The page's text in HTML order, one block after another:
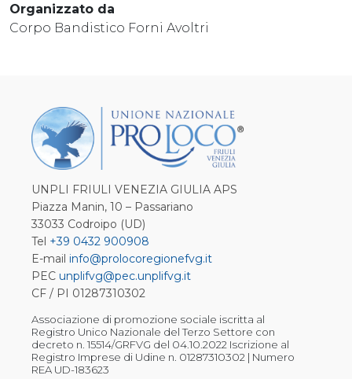
Organizzato da
Corpo Bandistico Forni Avoltri
UNPLI FRIULI VENEZIA GIULIA APS
Piazza Manin, 10 – Passariano
33033 Codroipo (UD)
Tel +39 0432 900908
E-mail info@prolocoregionefvg.it
PEC unplifvg@pec.unplifvg.it
CF / PI 01287310302
Associazione di promozione sociale iscritta al
Registro Unico Nazionale del Terzo Settore con
decreto n. 15514/GRFVG del 04.10.2022 Iscrizione al
Registro Imprese di Udine n. 01287310302 | Numero
REA UD-183623